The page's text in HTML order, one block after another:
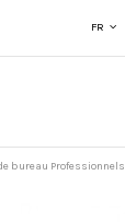
FR
bureau Professionnels